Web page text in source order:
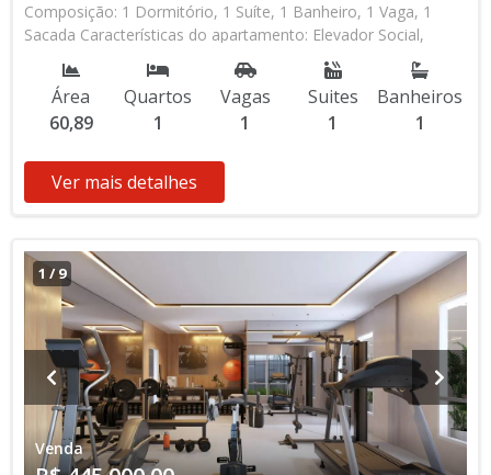
Composição: 1 Dormitório, 1 Suíte, 1 Banheiro, 1 Vaga, 1
Sacada Características do apartamento: Elevador Social,
Elevador de Serviço, Acessibilidade, Portão Automático,
Piscina, Sauna, Salão de Jogos, Salão de Festas, Espaço Kids,
Espaço Gourmet, Academia, Churrasqueira Aceita
Financiamento Bancário * Os valores e disponibilidade podem
contato com nossa equipe
Área
60,89
Quartos
1
Vagas
1
Suites
1
Banheiros
1
Ver mais detalhes
1 /9
Venda